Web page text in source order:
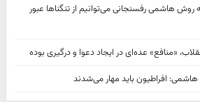
هاشمی رفسنجانی می‌توانیم از تنگناها عبور
«منافع» عده‌ای در ایجاد دعوا و درگیری بوده
هاشمی: افراطیون باید مهار می‌شدند